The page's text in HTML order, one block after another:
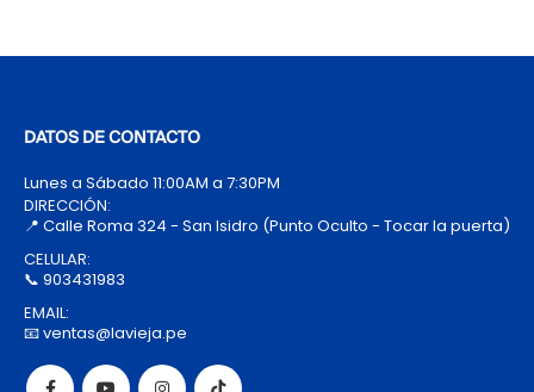
DATOS DE CONTACTO
Lunes a Sábado 11:00AM a 7:30PM
DIRECCIÓN:
📍 Calle Roma 324 - San Isidro (Punto Oculto - Tocar la puerta)
CELULAR:
📞 903431983
EMAIL:
📧 ventas@lavieja.pe